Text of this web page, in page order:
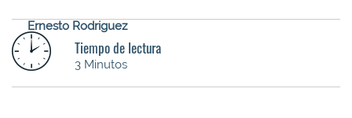
Ernesto Rodriguez
Tiempo de lectura
3 Minutos